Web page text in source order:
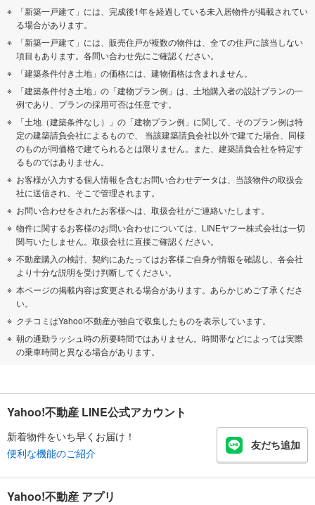
「新築一戸建て」には、完成後1年を経過している未入居物件が掲載されてい
る場合があります。
「新築一戸建て」には、販売住戸が複数の物件は、全ての住戸に該当しない
項目もあります。各問い合わせ先にご確認ください。
「建築条件付き土地」の価格には、建物価格は含まれません。
「建築条件付き土地」の「建物プラン例」は、土地購入者の設計プランの一
例であり、プランの採用可否は任意です。
「土地（建築条件なし）」の「建物プラン例」に関して、そのプラン例は特
定の建築請負会社によるもので、 当該建築請負会社以外で建てた場合、同様
のものが同価格で建てられるとは限りません。また、建築請負会社を特定す
るものではありません。
お客様が入力する個人情報を含むお問い合わせデータは、当該物件の取扱会
社に送信され、そこで管理されます。
お問い合わせをされたお客様へは、取扱会社がご連絡いたします。
物件に関するお客様のお問い合わせについては、LINEヤフー株式会社は一切
関与いたしません。取扱会社に直接ご確認ください。
不動産購入の検討、契約にあたってはお客様ご自身が情報を確認し、各会社
より十分な説明を受け判断してください。
本ページの掲載内容は変更される場合があります。あらかじめご了承くださ
い。
クチコミはYahoo!不動産が独自で収集したものを表示しています。
朝の通勤ラッシュ時の所要時間ではありません。時間帯などによっては実際
の乗車時間と異なる場合があります。
Yahoo!不動産 LINE公式アカウント
新着物件をいち早くお届け！
便利な機能のご紹介
友だち追加
Yahoo!不動産 アプリ